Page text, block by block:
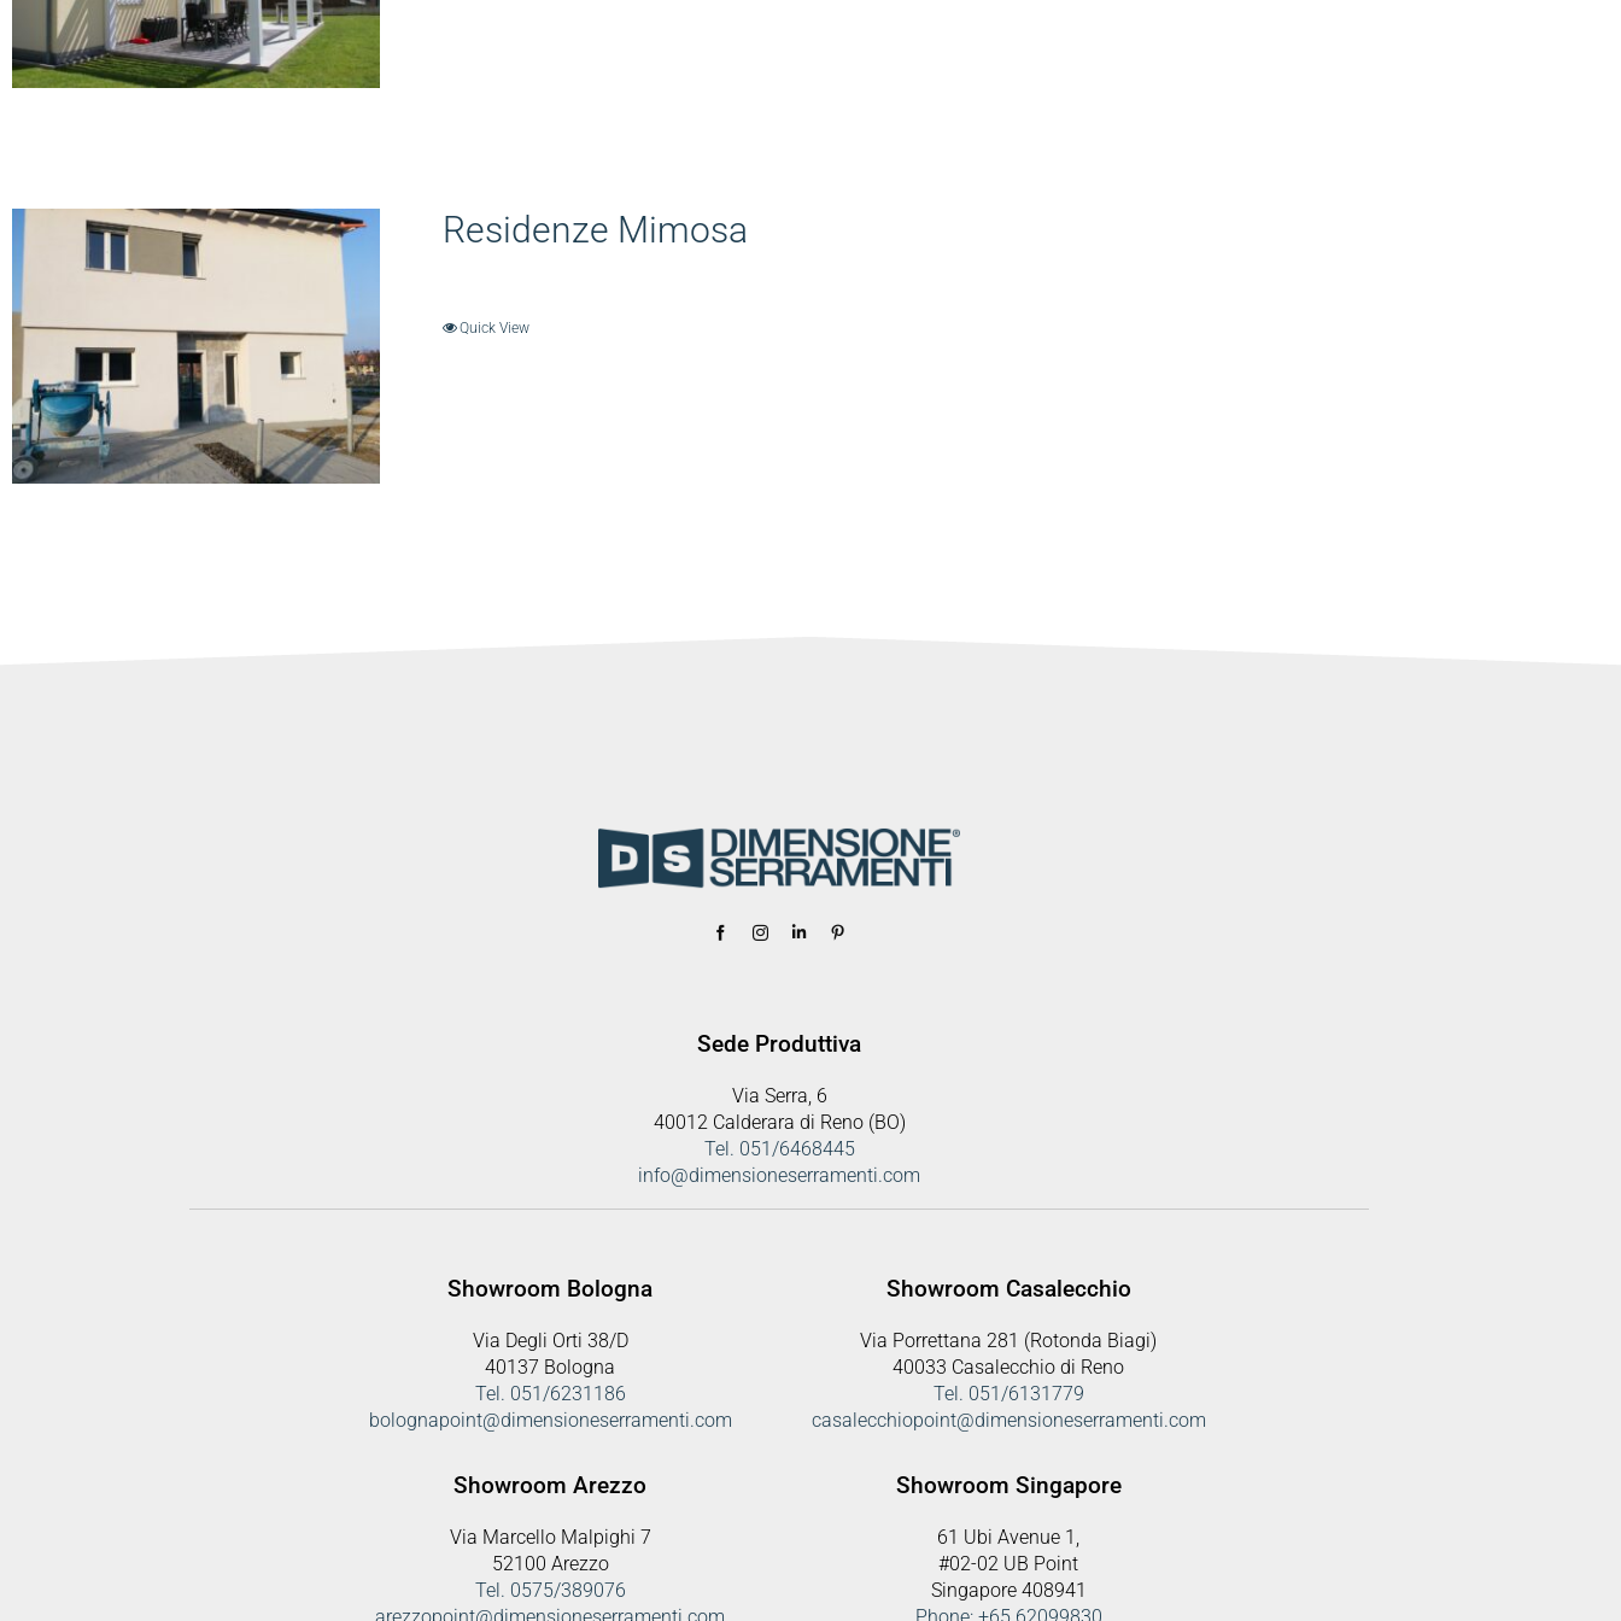
Residenze Mimosa
Quick View
Sede Produttiva
Via Serra, 6
40012 Calderara di Reno (BO)
Tel. 051/6468445
info@dimensioneserramenti.com
Showroom Bologna
Via Degli Orti 38/D
40137 Bologna
Tel. 051/6231186
bolognapoint@dimensioneserramenti.com
Showroom Casalecchio
Via Porrettana 281 (Rotonda Biagi)
40033 Casalecchio di Reno
Tel. 051/6131779
casalecchiopoint@dimensioneserramenti.com
Showroom Arezzo
Via Marcello Malpighi 7
52100 Arezzo
Tel. 0575/389076
arezzopoint@dimensioneserramenti.com
Showroom Singapore
61 Ubi Avenue 1,
#02-02 UB Point
Singapore 408941
Phone: +65 62099830